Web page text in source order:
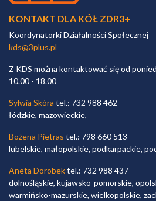
KONTAKT DLA KÓŁ ZDR3+
Koordynatorki Działalności Społecznej
kds@3plus.pl
Z KDS można kontaktować się od
10.00 - 18.00
Sylwia Skóra tel.: 732 988 462
łódzkie, mazowieckie,
Bożena Pietras tel.: 798 660 513
lubelskie, małopolskie, podkarpackie,
Aneta Dorobektel.: 732 988 437
dolnośląskie, kujawsko-pomorskie,
warmińsko-mazurskie, wielkopolskie,